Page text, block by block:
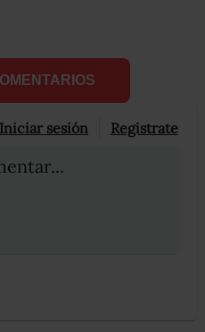
Iniciar sesión Registrate